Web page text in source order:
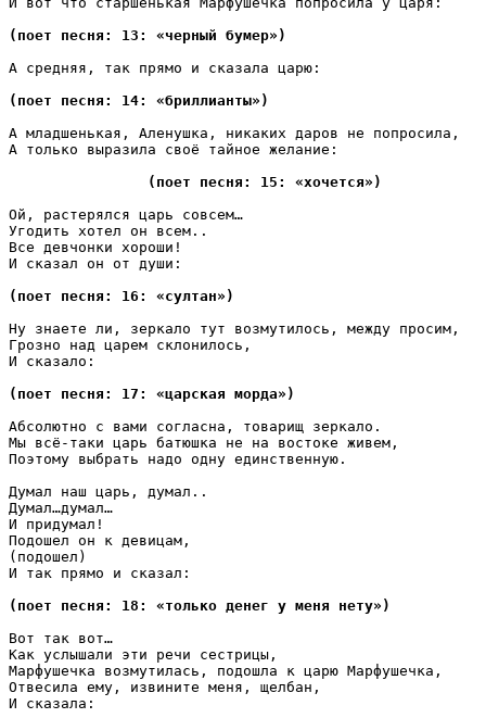
(поет песня: 13: «черный бумер»)
А средняя, так прямо и сказала царю:
(поет песня: 14: «бриллианты»)
А младшенькая, Аленушка, никаких даров не попросила,
А только выразила своё тайное желание:
(поет песня: 15: «хочется»)
Ой, растерялся царь совсем…
Угодить хотел он всем..
Все девчонки хороши!
И сказал он от души:
(поет песня: 16: «султан»)
Ну знаете ли, зеркало тут возмутилось, между просим,
Грозно над царем склонилось,
И сказало:
(поет песня: 17: «царская морда»)
Абсолютно с вами согласна, товарищ зеркало.
Мы всё-таки царь батюшка не на востоке живем,
Поэтому выбрать надо одну единственную.
Думал наш царь, думал..
Думал…думал…
И придумал!
Подошел он к девицам,
(подошел)
И так прямо и сказал:
(поет песня: 18: «только денег у меня нету»)
Вот так вот…
Как услышали эти речи сестрицы,
Марфушечка возмутилась, подошла к царю Марфушечка,
Отвесила ему, извините меня, щелбан,
И сказала: